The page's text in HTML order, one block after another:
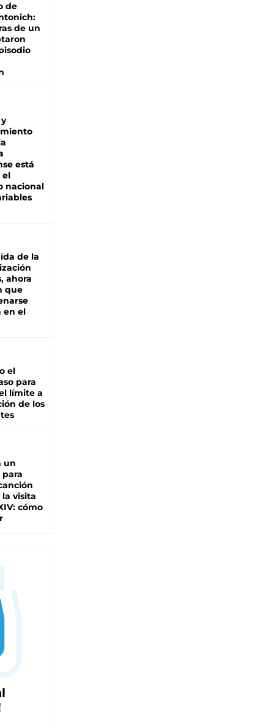
de
de un
está
el
nacional
de la
ahora
que
en el
el
para
límite a
de los
un
para
visita
cómo